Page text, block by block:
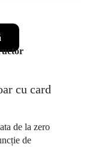
cu card
de la zero
de